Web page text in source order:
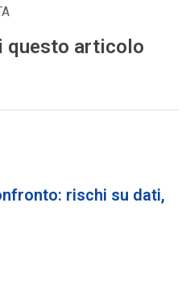
questo articolo
rischi su dati,